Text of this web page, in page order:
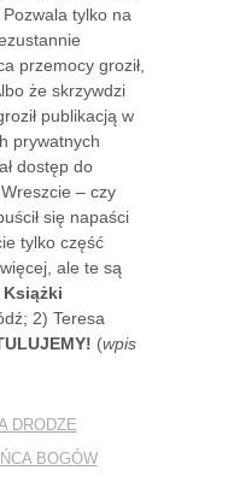
tylko na
przemocy groził,
że skrzywdzi
publikacją w
prywatnych
dostęp do
– czy
się napaści
tylko część
ale te są
Książki
2) Teresa
(wpis
DRODZE
BOGÓW